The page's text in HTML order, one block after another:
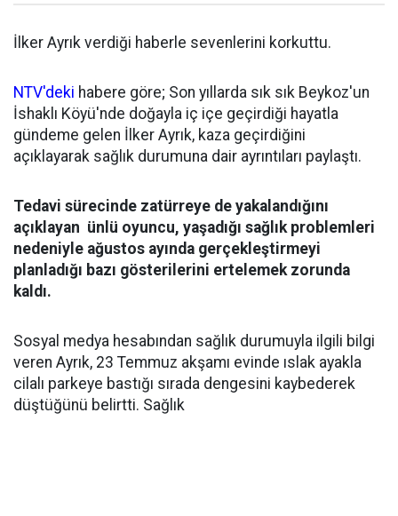
İlker Ayrık verdiği haberle sevenlerini korkuttu.
NTV'deki habere göre; Son yıllarda sık sık Beykoz'un
İshaklı Köyü'nde doğayla iç içe geçirdiği hayatla
gündeme gelen İlker Ayrık, kaza geçirdiğini
açıklayarak sağlık durumuna dair ayrıntıları paylaştı.
Tedavi sürecinde zatürreye de yakalandığını
açıklayan ünlü oyuncu, yaşadığı sağlık problemleri
nedeniyle ağustos ayında gerçekleştirmeyi
planladığı bazı gösterilerini ertelemek zorunda
kaldı.
Sosyal medya hesabından sağlık durumuyla ilgili bilgi
veren Ayrık, 23 Temmuz akşamı evinde ıslak ayakla
cilalı parkeye bastığı sırada dengesini kaybederek
düştüğünü belirtti. Sağlık